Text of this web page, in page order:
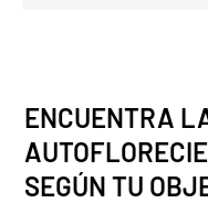
ENCUENTRA
SEGÚN TU